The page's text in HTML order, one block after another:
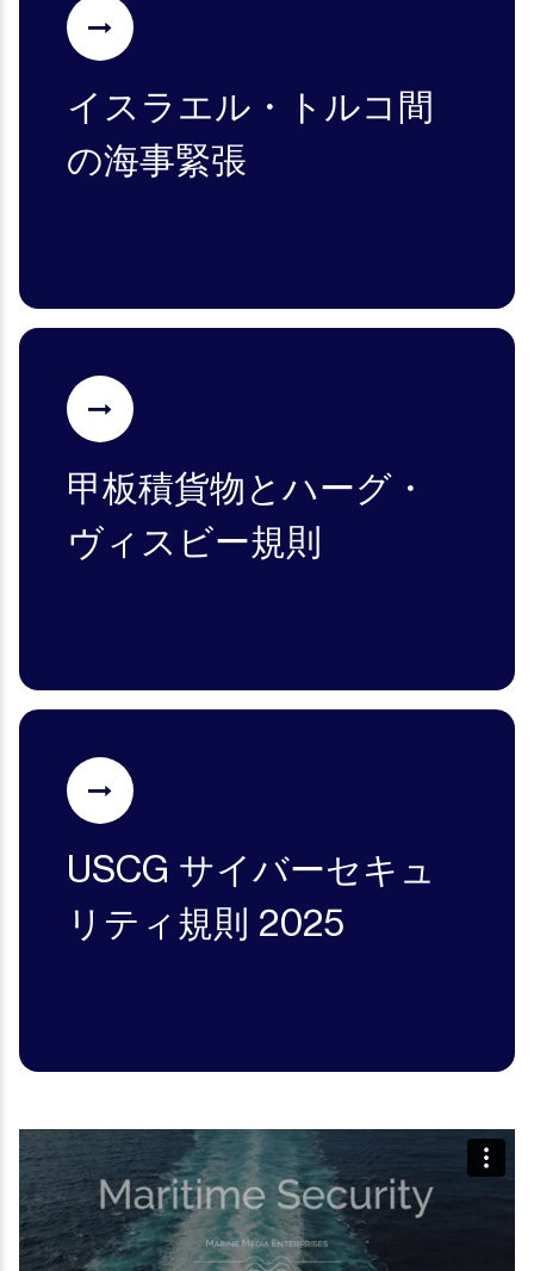
イスラエル・トルコ間
の海事緊張
甲板積貨物とハーグ・
ヴィスビー規則
USCG サイバーセキュ
リティ規則 2025
Video
Player